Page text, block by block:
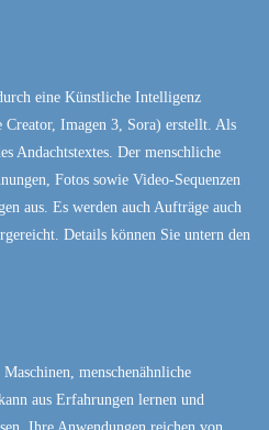
eine Künstliche Intelligenz
Imagen 3, Sora) erstellt. Als
Andachtstextes. Der menschliche
Fotos sowie Video-Sequenzen
aus. Es werden auch Aufträge auch
Details können Sie untern den
menschenähnliche
aus Erfahrungen lernen und